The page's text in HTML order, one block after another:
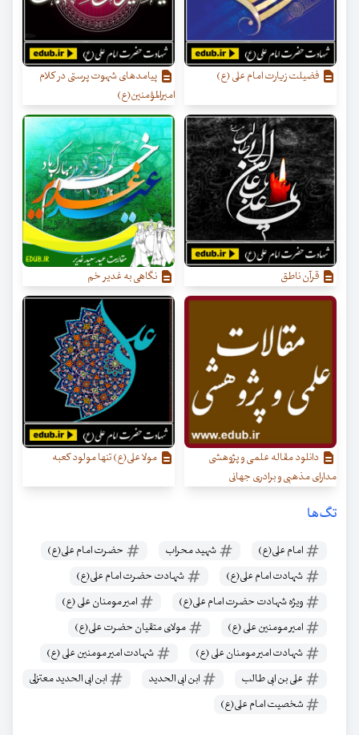
فضيلت زيارت امام على (ع)
پیامدهای شهوت پرستی در کلام
امیرالمؤمنین(ع)
قرآن ناطق نگاهی به غدیر خم
دانلود مقاله علمی و پژوهشی
مدارای مذهبی و برادری جهانی
مولا علی(ع) تنها مولود کعبه
تگ‌ها
امام علی(ع) شهید محراب
حضرت امام علی(ع)
شهادت امام علی(ع)
شهادت حضرت امام علی(ع)
ویژه شهادت حضرت امام علی(ع)
امیر مومنان علی (ع)
امیر مومنین علی (ع)
مولای متقیان حضرت علی(ع)
شهادت امیر مومنان علی (ع)
شهادت امیر مومنین علی (ع)
علی بن ابی طالب
ابن ابی الحدید
ابن ابی الحدید معتزلی
شخصیت امام علی(ع)